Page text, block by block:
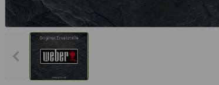
Vorheriges Bild anzeigen